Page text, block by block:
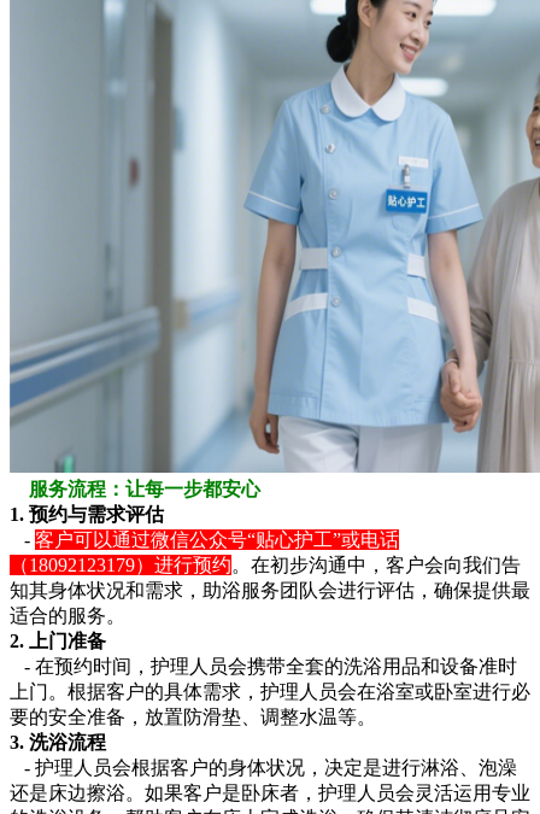
服务流程：让每一步都安心
1. 预约与需求评估
- 客户可以通过微信公众号“贴心护工”或电话
（18092123179）进行预约。在初步沟通中，客户会向我们告
知其身体状况和需求，助浴服务团队会进行评估，确保提供最
适合的服务。
2. 上门准备
- 在预约时间，护理人员会携带全套的洗浴用品和设备准时
上门。根据客户的具体需求，护理人员会在浴室或卧室进行必
要的安全准备，放置防滑垫、调整水温等。
3. 洗浴流程
- 护理人员会根据客户的身体状况，决定是进行淋浴、泡澡
还是床边擦浴。如果客户是卧床者，护理人员会灵活运用专业